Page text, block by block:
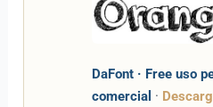
DaFont · Free uso
comercial ·